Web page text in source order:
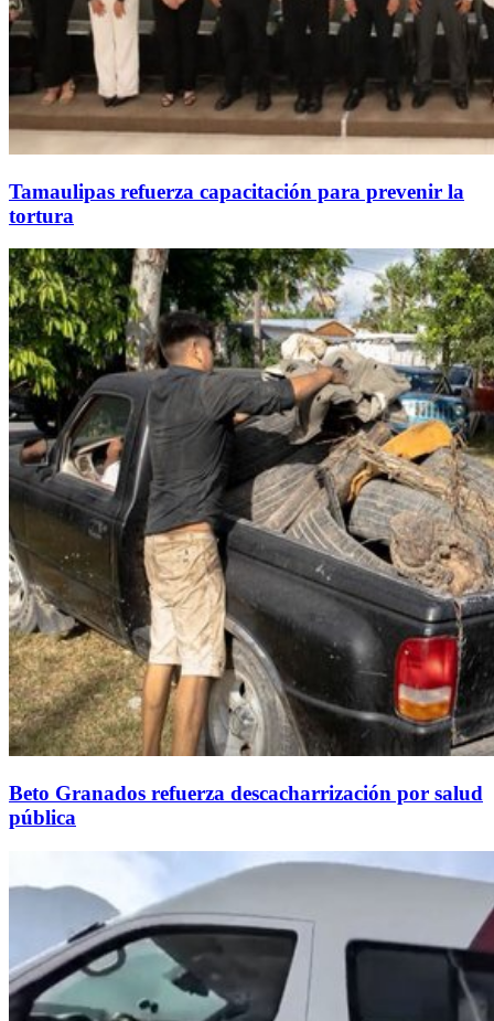
Tamaulipas refuerza capacitación para prevenir la
tortura
Beto Granados refuerza descacharrización por salud
pública